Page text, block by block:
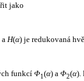
jako
aH(α) je redukovaná
funkcíΦ1(α) a Φ2(α).